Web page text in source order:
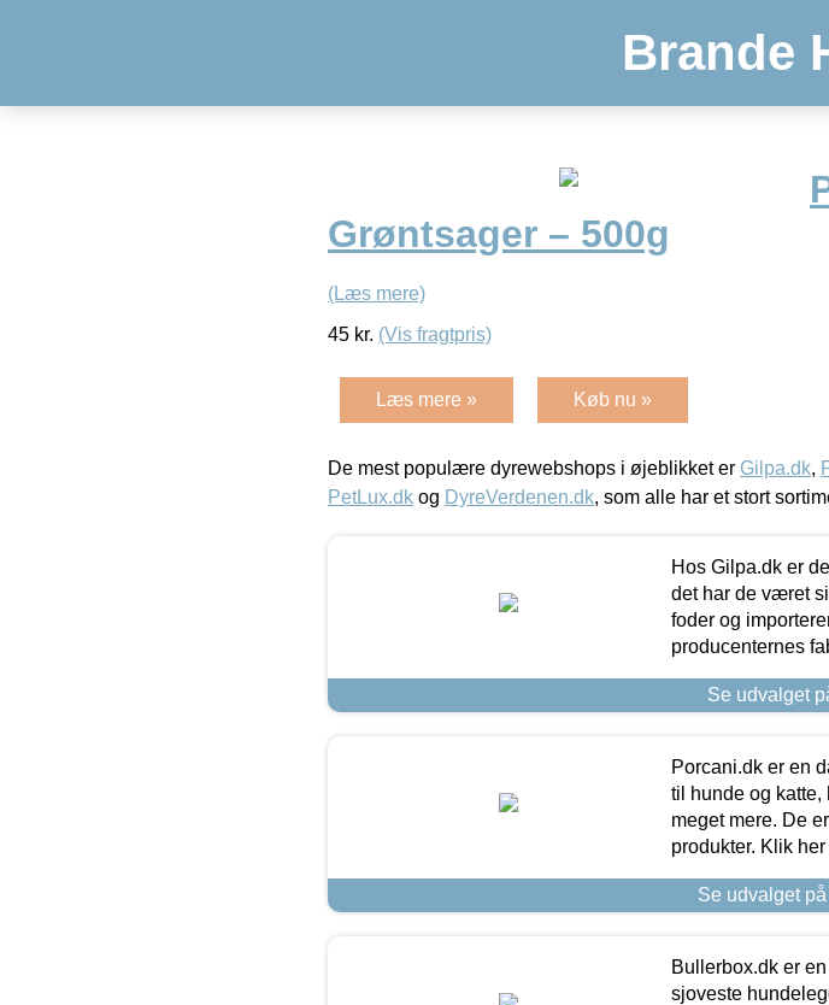
Brande
Grøntsager – 500g
(Læs mere)
45 kr. (Vis fragtpris)
Læs mere » Køb nu »
De mest populære dyrewebshops i øjeblikket er Gilpa.dk,
PetLux.dk og DyreVerdenen.dk, som alle har et stort
Hos Gilpa.dk er
det har de været
foder og
producenternes
Se udvalget
Porcani.dk er en
til hunde og
meget mere. De
produkter. Klik
Se udvalget
Bullerbox.dk er
sjoveste